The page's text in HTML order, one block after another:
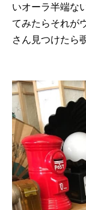
いオーラ半端な
てみたらそれが
さん見つけたら